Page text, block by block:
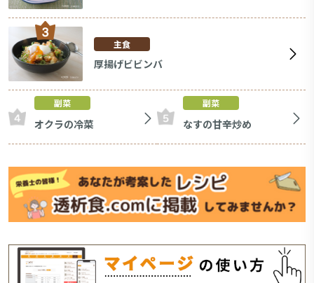
主食
厚揚げビビンバ
副菜
オクラの冷菜
副菜
なすの甘辛炒め